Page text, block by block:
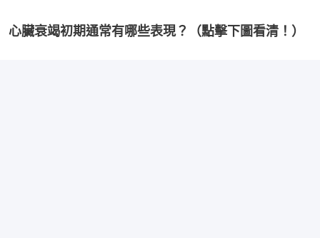
心臟衰竭初期通常有哪些表現？（點擊下圖看清！）